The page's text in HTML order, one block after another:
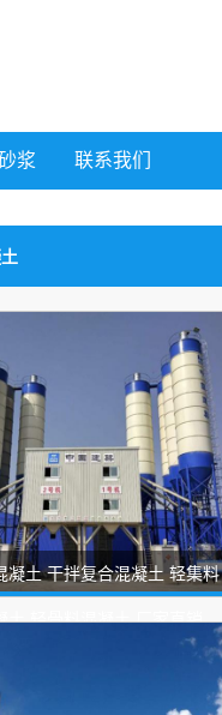
浆 联系我们
凝土 干拌复合混凝土 轻集料
土 轻骨料混凝土 厂家直销